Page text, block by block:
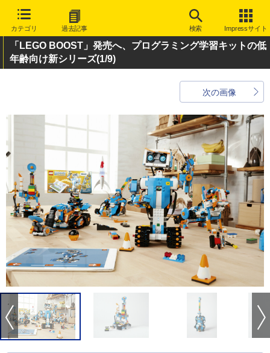
カテゴリ 過去記事 検索 Impressサイト
「LEGO BOOST」発売へ、プログラミング学習キットの低
年齢向け新シリーズ(1/9)
次の画像